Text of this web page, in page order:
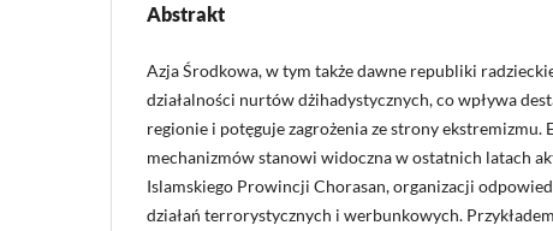
Abstrakt
Azja Środkowa, w tym także dawne republiki
działalności nurtów dżihadystycznych, co wpływa
regionie i potęguje zagrożenia ze strony ekstremizmu.
mechanizmów stanowi widoczna w ostatnich latach
Islamskiego Prowincji Chorasan, organizacji
działań terrorystycznych i werbunkowych.